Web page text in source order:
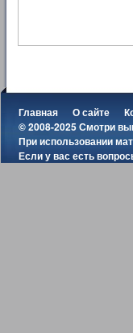
Главная О сайте
© 2008-2025 Смотри
При использовании
Если у вас есть